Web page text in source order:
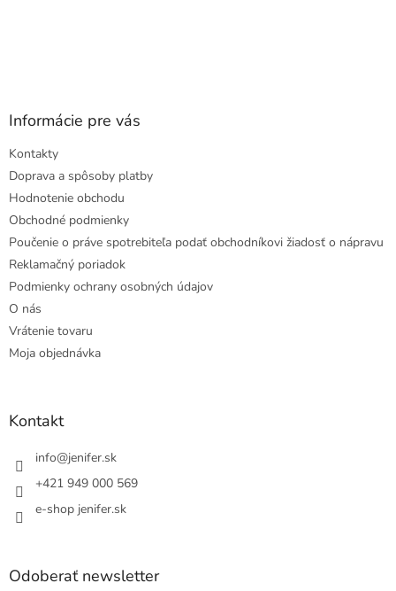
Informácie pre vás
Kontakty
Doprava a spôsoby platby
Hodnotenie obchodu
Obchodné podmienky
Poučenie o práve spotrebiteľa podať obchodníkovi žiadosť o nápravu
Reklamačný poriadok
Podmienky ochrany osobných údajov
O nás
Vrátenie tovaru
Moja objednávka
Kontakt
info@jenifer.sk
+421 949 000 569
e-shop jenifer.sk
Odoberať newsletter